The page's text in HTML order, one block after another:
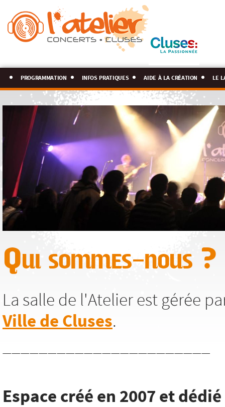
programmation infos pratiques aide à la création le
Qui sommes-nous ?
La salle de l'Atelier est gérée
Ville de Cluses.
Espace créé en 2007 et